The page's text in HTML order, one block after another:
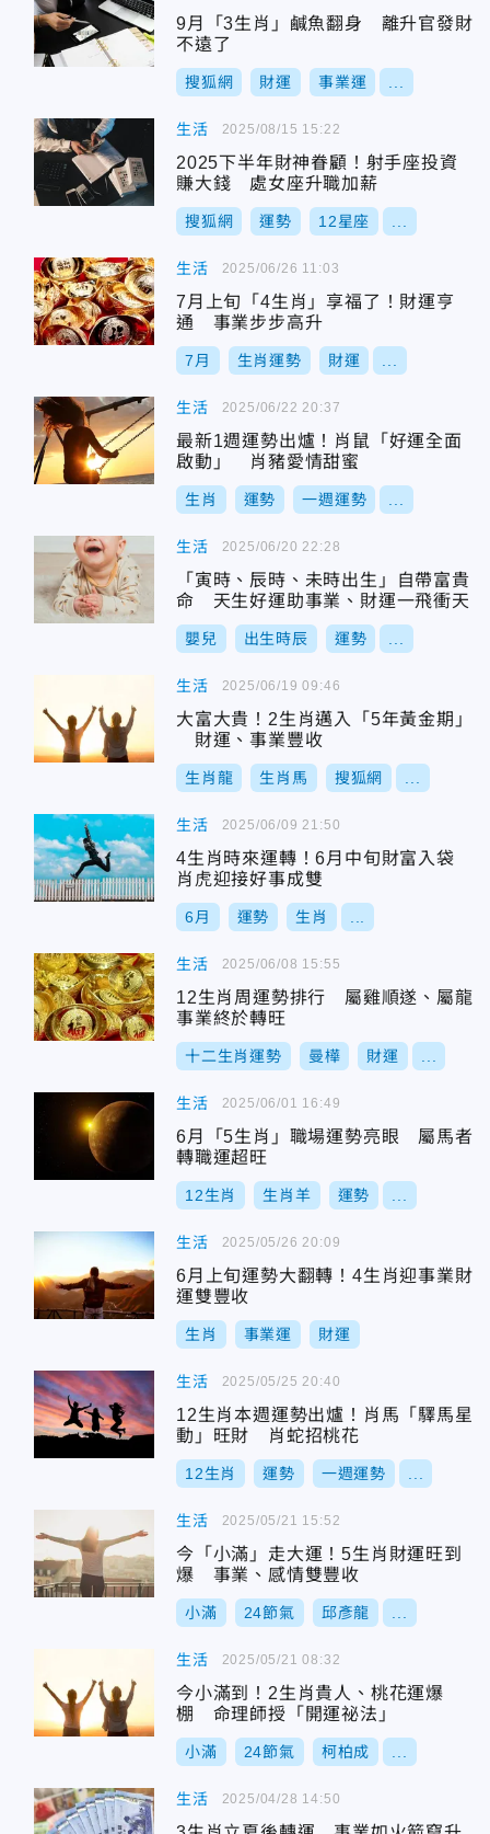
9月「3生肖」鹹魚翻身 離升官發財
不遠了
搜狐網 財運 事業運
生活
2025下半年財神眷顧！射手座投資
賺大錢 處女座升職加薪
搜狐網 運勢 12星座
2025/08/15 15:22
生活
7月上旬「4生肖」享福了！財運亨
通 事業步步高升
7月 生肖運勢 財運
2025/06/26 11:03
生活
最新1週運勢出爐！肖鼠「好運全面
啟動」 肖豬愛情甜蜜
生肖 運勢 一週運勢
2025/06/22 20:37
生活
「寅時、辰時、未時出生」自帶富貴
命 天生好運助事業、財運一飛衝天
嬰兒 出生時辰 運勢
2025/06/20 22:28
生活
大富大貴！2生肖邁入「5年黃金期」
財運、事業豐收
生肖龍 生肖馬 搜狐網
2025/06/19 09:46
生活
4生肖時來運轉！6月中旬財富入袋
肖虎迎接好事成雙
6月 運勢 生肖
2025/06/09 21:50
生活
12生肖周運勢排行 屬雞順遂、屬龍
事業終於轉旺
十二生肖運勢 曼樺 財運
2025/06/08 15:55
生活
6月「5生肖」職場運勢亮眼 屬馬者
轉職運超旺
12生肖 生肖羊 運勢
2025/06/01 16:49
生活
6月上旬運勢大翻轉！4生肖迎事業財
運雙豐收
生肖 事業運 財運
2025/05/26 20:09
生活
12生肖本週運勢出爐！肖馬「驛馬星
動」旺財 肖蛇招桃花
12生肖 運勢 一週運勢
2025/05/25 20:40
生活
今「小滿」走大運！5生肖財運旺到
爆 事業、感情雙豐收
小滿 24節氣 邱彥龍
2025/05/21 15:52
生活
今小滿到！2生肖貴人、桃花運爆
棚 命理師授「開運祕法」
小滿 24節氣 柯柏成
2025/05/21 08:32
生活 2025/04/28 14:50